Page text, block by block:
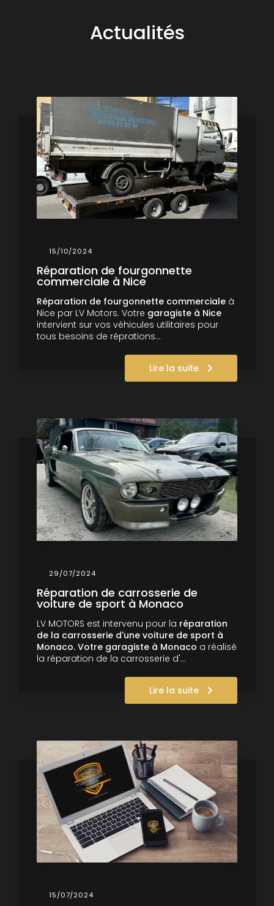
Actualités
15/10/2024
Réparation de fourgonnette
commerciale à Nice
Réparation de fourgonnette commerciale à
Nice par LV Motors. Votre garagiste à Nice
intervient sur vos véhicules utilitaires pour
tous besoins de réprations…
Lire la suite
29/07/2024
Réparation de carrosserie de
voiture de sport à Monaco
LV MOTORS est intervenu pour la réparation
de la carrosserie d'une voiture de sport à
Monaco. Votre garagiste à Monaco a réalisé
la réparation de la carrosserie d'…
Lire la suite
15/07/2024